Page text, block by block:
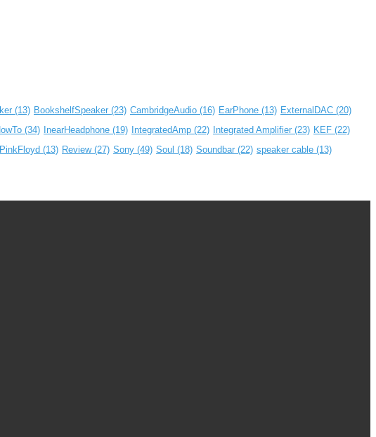
(13) BookshelfSpeaker (23) CambridgeAudio (16) EarPhone (13) ExternalDAC (20)
(34) InearHeadphone (19) IntegratedAmp (22) Integrated Amplifier (23) KEF (22)
PinkFloyd (13) Review(27) Sony (49) Soul (18) Soundbar (22) speaker cable (13)